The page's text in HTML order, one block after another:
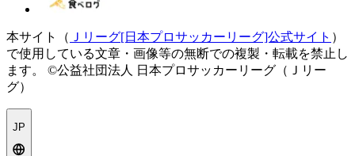
本サイト（ Ｊリーグ[日本プロサッカーリーグ]公式サイト ）
で使用している文章・画像等の無断での複製・転載を禁止し
ます。
©公益社団法人 日本プロサッカーリーグ（Ｊリー
グ）
JP